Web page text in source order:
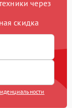
через
скидка